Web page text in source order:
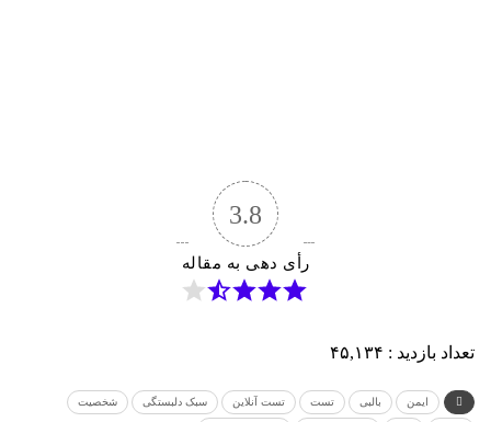
3.8
رأی دهی به مقاله
تعداد بازدید : ۴۵,۱۳۴
ایمن بالبی تست تست آنلاین سبک دلبستگی شخصیت